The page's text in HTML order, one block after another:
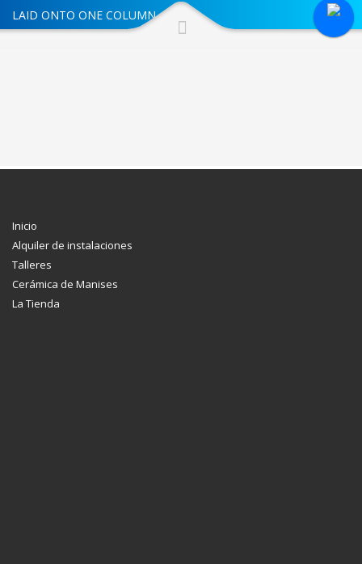
LAID ONTO ONE COLUMN
Inicio
Alquiler de instalaciones
Talleres
Cerámica de Manises
La Tienda